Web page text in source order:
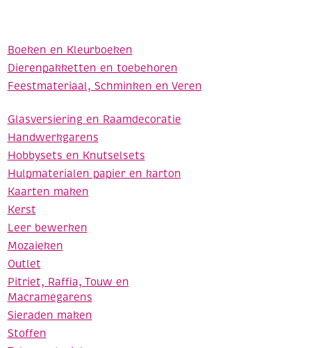
Boeken en Kleurboeken
Dierenpakketten en toebehoren
Feestmateriaal, Schminken en Veren
Glasversiering en Raamdecoratie
Handwerkgarens
Hobbysets en Knutselsets
Hulpmaterialen papier en karton
Kaarten maken
Kerst
Leer bewerken
Mozaieken
Outlet
Pitriet, Raffia, Touw en
Macramegarens
Sieraden maken
Stoffen